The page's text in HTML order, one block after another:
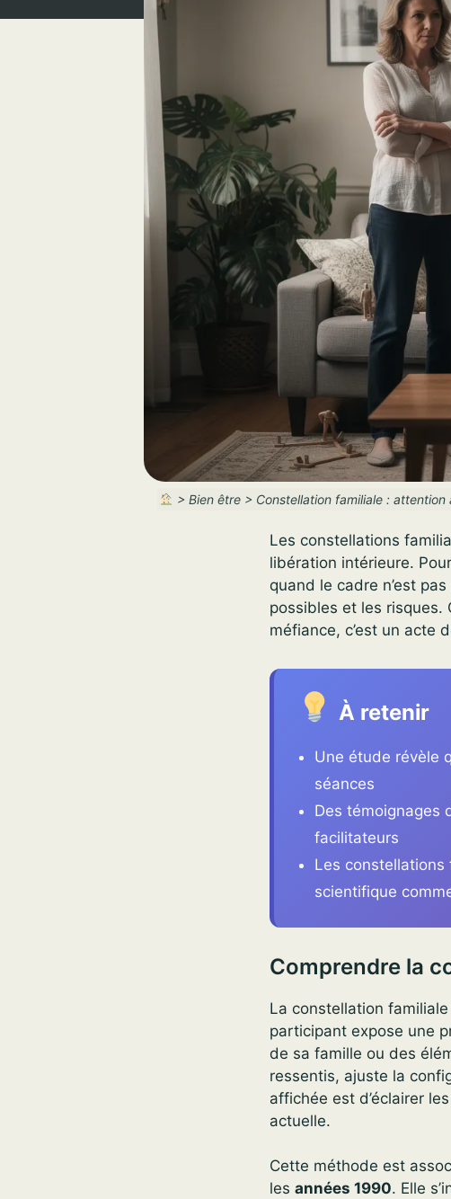
> Bien être> Constellation familiale :
Les constellations
libération intérieure.
quand le cadre n’est
possibles et les risques.
méfiance, c’est un acte
À retenir
Une étude révèle
séances
Des témoignages
facilitateurs
Les constellations
scientifique
Comprendre la
La constellation
participant expose une
de sa famille ou des
ressentis, ajuste la
affichée est d’éclairer
actuelle.
Cette méthode est
les années 1990. Elle